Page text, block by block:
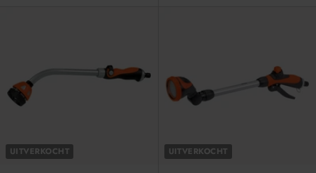
UITVERKOCHT UITVERKOCHT